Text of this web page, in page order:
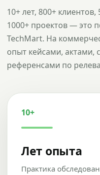
10+ лет, 800+
1000+ проектов — это
TechMart. На
опыт кейсами, актами,
референсами по
10+
Лет опыта
Практика